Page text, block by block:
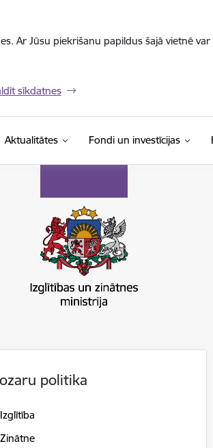
Ar Jūsu piekrišanu papildus šajā vietnē
sīkdatnes
Aktualitātes Fondi un investīcijas
politika
Izglītība
Zinātne